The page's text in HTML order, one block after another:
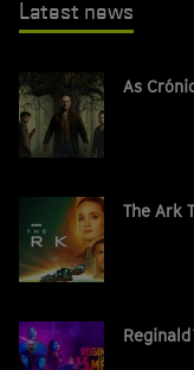
Latest news
As
The Ark
Reginald